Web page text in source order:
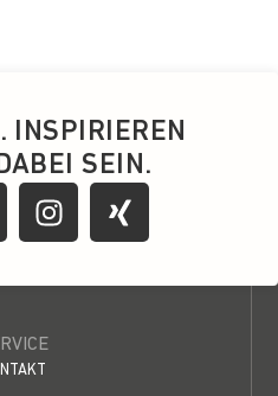
INSPIRIEREN
SEIN.